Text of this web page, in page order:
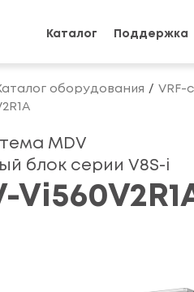
Каталог Поддержка
оборудования VRF-
MDV
блок серии V8S-i